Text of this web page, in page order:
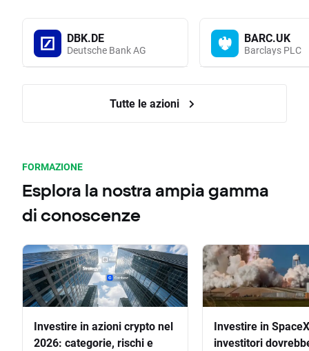
DBK.DE
Deutsche Bank AG
BARC.UK
Barclays PLC
Tutte le azioni
FORMAZIONE
Esplora la nostra ampia gamma
di conoscenze
Investire in azioni crypto nel
2026: categorie, rischi e
Investire in
investitori